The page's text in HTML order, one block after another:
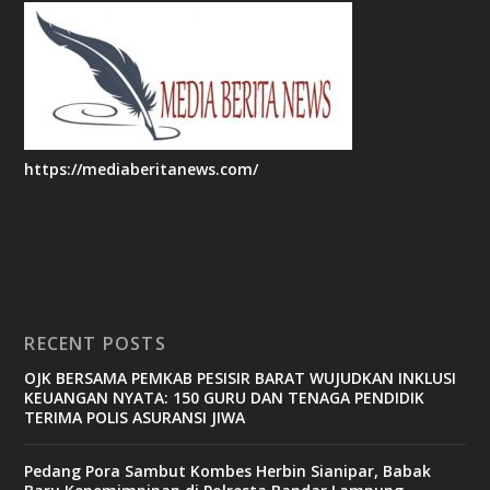
https://mediaberitanews.com/
RECENT POSTS
OJK BERSAMA PEMKAB PESISIR BARAT WUJUDKAN INKLUSI
KEUANGAN NYATA: 150 GURU DAN TENAGA PENDIDIK
TERIMA POLIS ASURANSI JIWA
Pedang Pora Sambut Kombes Herbin Sianipar, Babak